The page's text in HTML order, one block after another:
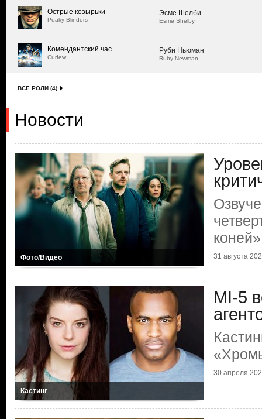
Острые козырьки
Peaky Blinders
Эсме Шелби
Esme Shelby
Комендантский час
Curfew
Руби Ньюман
Ruby Newman
ВСЕ РОЛИ (4)
Новости
Фото/Видео
коней»
31 августа
Кастинг
MI-5
30 апреля